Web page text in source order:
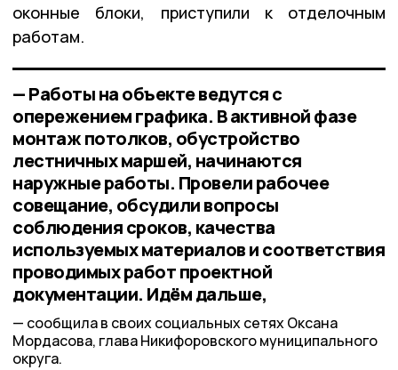
оконные блоки, приступили к отделочным
работам.
— Работы на объекте ведутся с
опережением графика. В активной фазе
монтаж потолков, обустройство
лестничных маршей, начинаются
наружные работы. Провели рабочее
совещание, обсудили вопросы
соблюдения сроков, качества
используемых материалов и соответствия
проводимых работ проектной
документации. Идём дальше,
сообщила в своих социальных сетях Оксана
Мордасова, глава Никифоровского муниципального
округа.